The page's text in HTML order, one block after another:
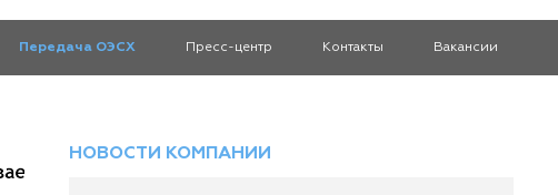
Передача ОЭСХ Пресс-центр Контакты Вакансии
НОВОСТИ КОМПАНИИ